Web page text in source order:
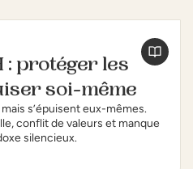
: protéger les
soi-même
s’épuisent eux-mêmes.
conflit de valeurs et manque
silencieux.